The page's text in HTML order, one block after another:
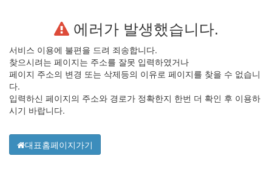
에러가 발생했습니다.
서비스 이용에 불편을 드려 죄송합니다.
찾으시려는 페이지는 주소를 잘못 입력하였거나
페이지 주소의 변경 또는 삭제등의 이유로 페이지를 찾을 수 없습니
다.
입력하신 페이지의 주소와 경로가 정확한지 한번 더 확인 후 이용하
시기 바랍니다.
대표홈페이지가기